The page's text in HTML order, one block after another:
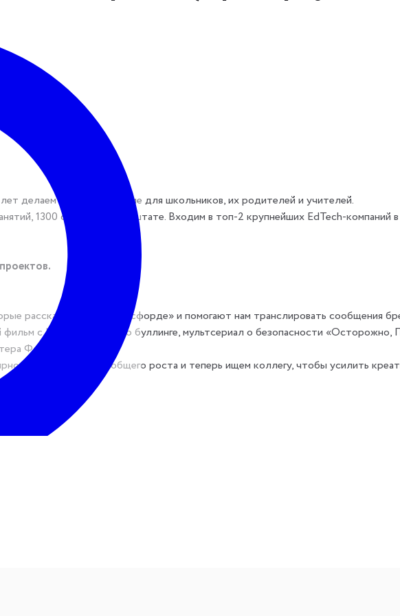
делаем онлайн-обучение для школьников, их родителей и учителей.
1300 сотрудников в штате. Входим в топ-2 крупнейших EdTech-компаний
рассказывают о «Фоксфорде» и помогают нам транслировать сообщения
с Ксенией Cобчак о буллинге, мультсериал о безопасности «Осторожно,
Фокса”.
опережаем темпы общего роста и теперь ищем коллегу, чтобы усилить
распределять задачи, следить за дедлайнами;
производить их оценку;